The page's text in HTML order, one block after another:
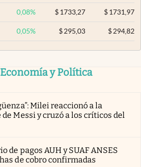
0,08% $ 1733,27 $1731,97
0,05% $ 295,03 $294,82
y Política
Milei reaccionó a la
Messi y cruzó a los críticos del
de pagos AUH y SUAF ANSES
de cobro confirmadas